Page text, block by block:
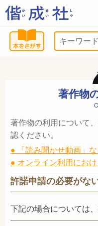
著作物
著作物の利用について
認ください。
● 「読み聞かせ動画」
● オンライン利用にお
許諾申請の必要がな
下記の場合については